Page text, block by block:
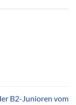
B2-Junioren vom